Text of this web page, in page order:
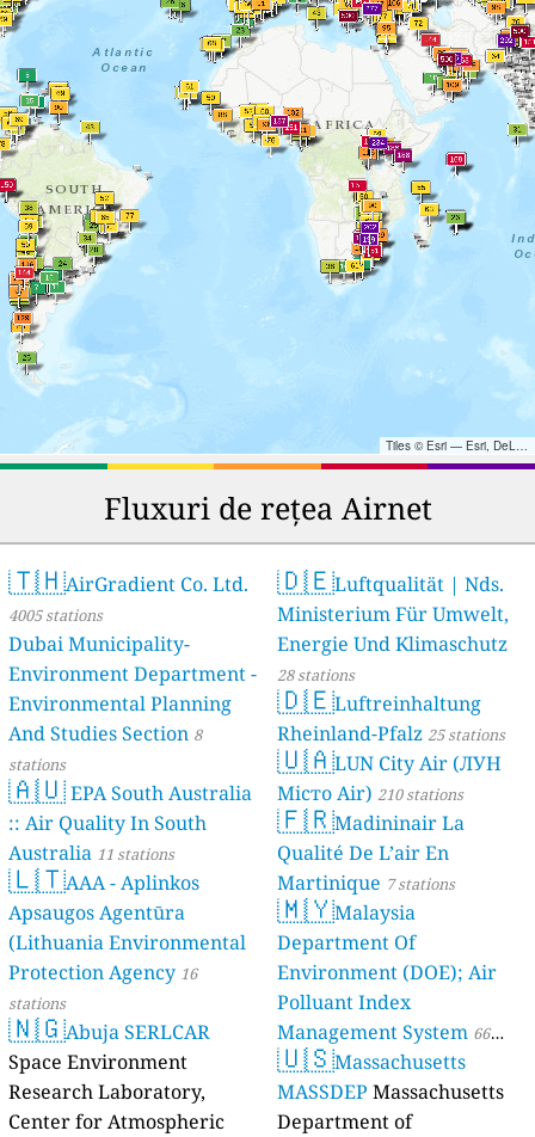
Tiles © Esri — Esri, DeLorme, NAVTEQ, TomTom, Intermap, iPC, USGS, FAO, NPS, NRCAN, GeoBase, Kadaster NL, Ordnance Survey, Esri Japan, METI, Esri China (Hong Kong), and the GIS User Community
Fluxuri de rețea Airnet
🇹🇭AirGradient Co. Ltd.
4005 stations
Dubai Municipality-
Environment Department -
Environmental Planning
And Studies Section 8
stations
🇦🇺EPA South Australia
:: Air Quality In South
Australia 11 stations
🇱🇹AAA - Aplinkos
Apsaugos Agentūra
(Lithuania Environmental
Protection Agency 16
stations
🇳🇬Abuja SERLCAR
Space Environment
Research Laboratory,
Center for Atmospheric
🇩🇪Luftqualität | Nds.
Ministerium Für Umwelt,
Energie Und Klimaschutz
28 stations
🇩🇪Luftreinhaltung
Rheinland-Pfalz 25 stations
🇺🇦LUN City Air (ЛУН
Місто Air) 210 stations
🇫🇷Madininair La
Qualité De L’air En
Martinique 7 stations
🇲🇾Malaysia
Department Of
Environment (DOE); Air
Polluant Index
Management System 66
stations
🇺🇸Massachusetts
MASSDEP Massachusetts
Department of